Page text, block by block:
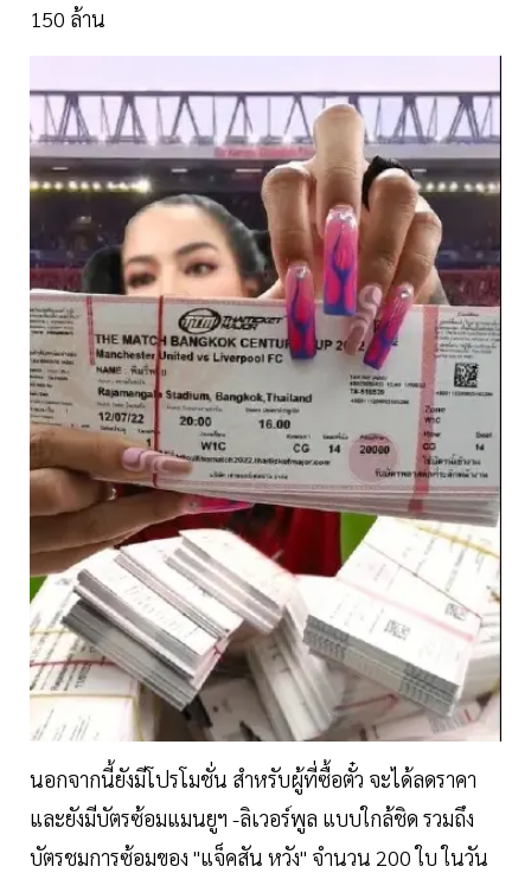
150 ล้าน
นอกจากนี้ยังมีโปรโมชั่น สำหรับผู้ที่ซื้อตั๋ว จะได้ลดราคา
และยังมีบัตรซ้อมแมนยูฯ -ลิเวอร์พูล แบบใกล้ชิด รวมถึง
บัตรชมการซ้อมของ "แจ็คสัน หวัง" จำนวน 200 ใบ ในวัน